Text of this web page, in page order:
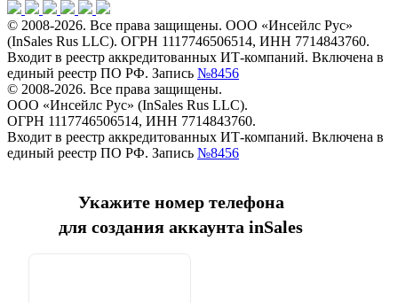
© 2008-2026. Все права защищены. ООО «Инсейлс Рус»
(InSales Rus LLC). ОГРН 1117746506514, ИНН 7714843760.
Входит в реестр аккредитованных ИТ-компаний. Включена в
единый реестр ПО РФ. Запись №8456
© 2008-2026. Все права защищены.
ООО «Инсейлс Рус» (InSales Rus LLC).
ОГРН 1117746506514, ИНН 7714843760.
Входит в реестр аккредитованных ИТ-компаний. Включена в
единый реестр ПО РФ. Запись №8456
Укажите номер телефона
для создания аккаунта inSales